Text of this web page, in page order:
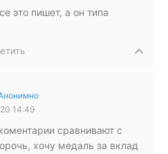
это пишет, а он типа
14:49
сравнивают с
хочу медаль за вклад